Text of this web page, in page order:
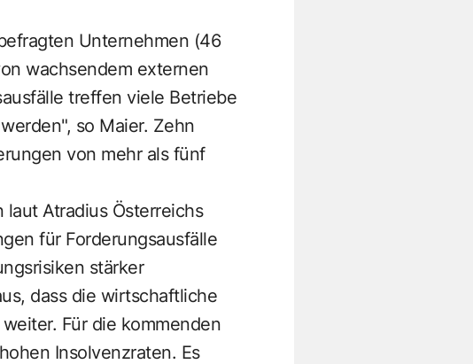
Unternehmen (46
wachsendem externen
treffen viele Betriebe
so Maier. Zehn
von mehr als fünf
Atradius Österreichs
für Forderungsausfälle
stärker
dass die wirtschaftliche
Für die kommenden
Insolvenzraten. Es